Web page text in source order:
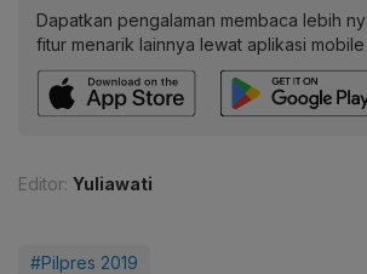
Dapatkan pengalaman membaca lebih
fitur menarik lainnya lewat aplikasi mobile
Editor: Yuliawati
#Pilpres 2019